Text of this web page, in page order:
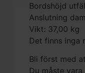
Bordshöjd
Anslutning
Vikt: 37,00 kg
Det finns inga
Bli först med
Du måste vara